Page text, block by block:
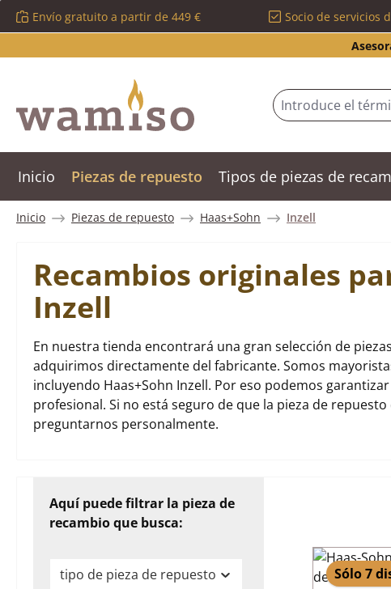
al contenido principal
Saltar a la búsqueda
Saltar a la navegación principal
Envío gratuito a partir de 449 € Socio de servicios
Inicio Piezas de repuesto Tipos de piezas de
Inicio Piezas de repuesto Haas+Sohn Inzell
Recambios originales
Inzell
En nuestra tienda encontrará una gran selección de
adquirimos directamente del fabricante. Somos
incluyendo Haas+Sohn Inzell. Por eso podemos
profesional. Si no está seguro de que la pieza de
preguntarnos personalmente.
Aquí puede filtrar la pieza de
recambio que busca:
tipo de pieza de repuesto Sólo 7